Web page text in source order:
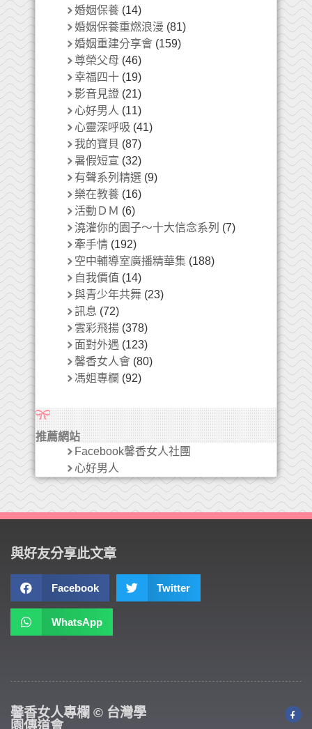
婚姻保養 (14)
婚姻保養重燃浪漫 (81)
婚姻重建分享會 (159)
尊榮父母 (46)
幸福四十 (19)
影音見證 (21)
心好男人 (11)
心靈深呼吸 (41)
我的寶貝 (87)
暑假短宣 (32)
有聲系列精選 (9)
樂在教養 (16)
活動ＤＭ (6)
澆灌你的園子～十大信念系列 (7)
牽手情 (192)
空中輔導室廣播精華集 (188)
自我價值 (14)
與青少年共舞 (23)
訊息 (72)
雲彩飛揚 (378)
面對外遇 (123)
馨香女人會 (80)
馮姐專欄 (92)
推薦網站
Facebook馨香女人社團
心好男人
與好友分享此文章
Facebook Twitter
WhatsApp
馨香女人專欄 © 台灣學
園傳道會